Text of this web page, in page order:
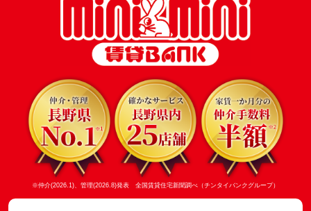
※仲介(2026.1)、管理(2026.8)発表 全国賃貸住宅新聞調べ（チンタイバンクグループ）